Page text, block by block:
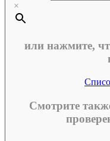
×
или нажмите,
Смотрите